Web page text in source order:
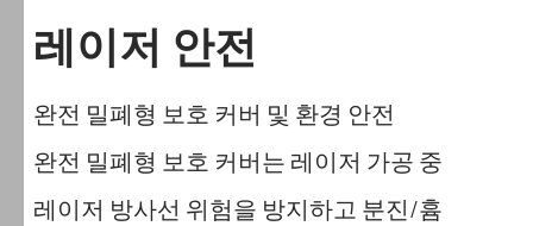
레이저 안전
완전 밀폐형 보호 커버 및 환경 안전
완전 밀폐형 보호 커버는 레이저 가공 중
레이저 방사선 위험을 방지하고 분진/흄